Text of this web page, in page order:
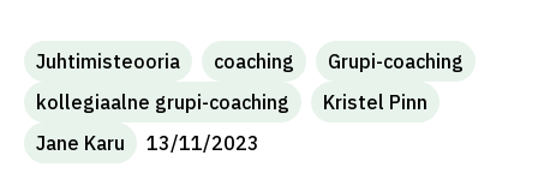
Juhtimisteooria coaching
Grupi-coaching
kollegiaalne grupi-coaching
Kristel Pinn
Jane Karu
13/11/2023